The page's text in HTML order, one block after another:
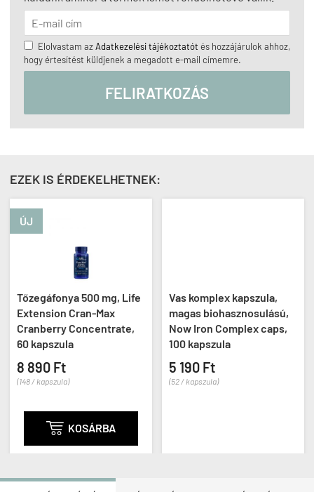
Elolvastam azAdatkezelési tájékoztatót és hozzájárulok ahhoz,
hogy értesítést küldjenek a megadott e-mail címemre.
FELIRATKOZÁS
EZEK IS ÉRDEKELHETNEK:
ÚJ
Tőzegáfonya 500 mg, Life
Extension Cran-Max
Cranberry Concentrate,
60 kapszula
8 890 Ft
(148 / kapszula)
 KOSÁRBA
Vas komplex kapszula,
magas biohasznosulású,
Now Iron Complex caps,
100 kapszula
5 190 Ft
(52 / kapszula)